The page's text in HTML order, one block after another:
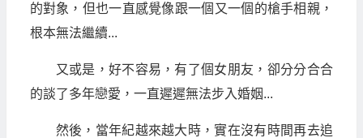
的對象，但也一直感覺像跟一個又一個的槍手相親，
根本無法繼續...
又或是，好不容易，有了個女朋友，卻分分合合
的談了多年戀愛，一直遲遲無法步入婚姻...
然後，當年紀越來越大時，實在沒有時間再去追